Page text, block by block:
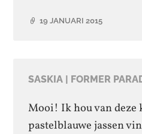
19 JANUARI 2015
SASKIA | FORMER
Mooi! Ik hou van deze
pastelblauwe jassen